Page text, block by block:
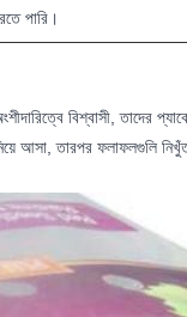
পারি।
বিশ্বাসী, তাদের
আসা, তারপর ফলাফলগুলি